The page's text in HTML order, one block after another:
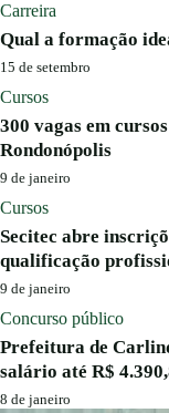
Carreira
Qual a formação
15 de setembro
Cursos
300 vagas em
Rondonópolis
9 de janeiro
Cursos
Secitec abre
qualificação
9 de janeiro
Concurso público
Prefeitura de
salário até R$
8 de janeiro